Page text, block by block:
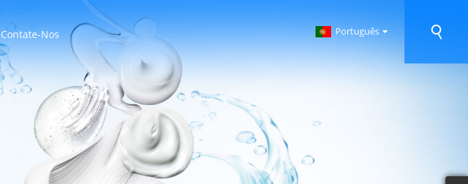
Contate-Nos Português